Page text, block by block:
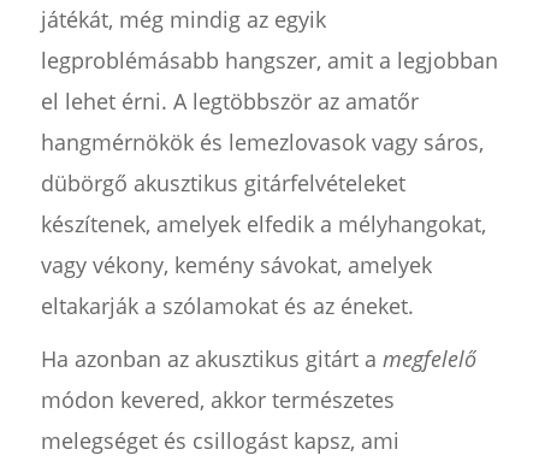
játékát, még mindig az egyik
legproblémásabb hangszer, amit a legjobban
el lehet érni. A legtöbbször az amatőr
hangmérnökök és lemezlovasok vagy sáros,
dübörgő akusztikus gitárfelvételeket
készítenek, amelyek elfedik a mélyhangokat,
vagy vékony, kemény sávokat, amelyek
eltakarják a szólamokat és az éneket.
Ha azonban az akusztikus gitárt a megfelelő
módon kevered, akkor természetes
melegséget és csillogást kapsz, ami